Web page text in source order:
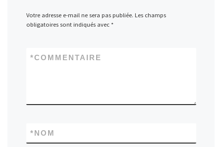
Votre adresse e-mail ne sera pas publiée. Les champs
obligatoires sont indiqués avec *
COMMENTAIRE
*
NOM
*